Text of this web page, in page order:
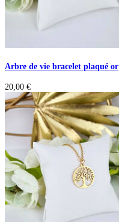
Arbre de vie bracelet plaqué or
20,00 €